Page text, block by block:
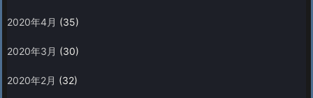
2020年4月 (35)
2020年3月 (30)
2020年2月 (32)